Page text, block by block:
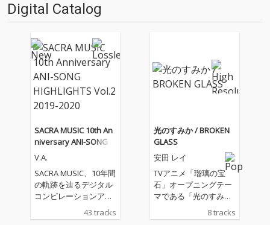
Digital Catalog
SACRA MUSIC 10th An
niversary ANI-SONG H
IGHLIGHTS Vol.2 2019-
V.A.
SACRA MUSIC、10年間
の軌跡を辿るデジタル
コンピレーションアル
バムをリリース！ 第二
弾となる「SACRA MUS
43 tracks
光のすみか / BROKEN
GLASS
安田 レイ
TVアニメ「瑠璃の宝
石」オープニングテー
マである「光のすみ
か」と新曲「BROKEN
GLASS」を収録
8 tracks